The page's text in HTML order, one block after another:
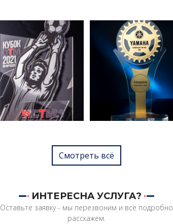
Смотреть всё
ИНТЕРЕСНА УСЛУГА?
Оставьте заявку - мы перезвоним и всё подробно
расскажем.